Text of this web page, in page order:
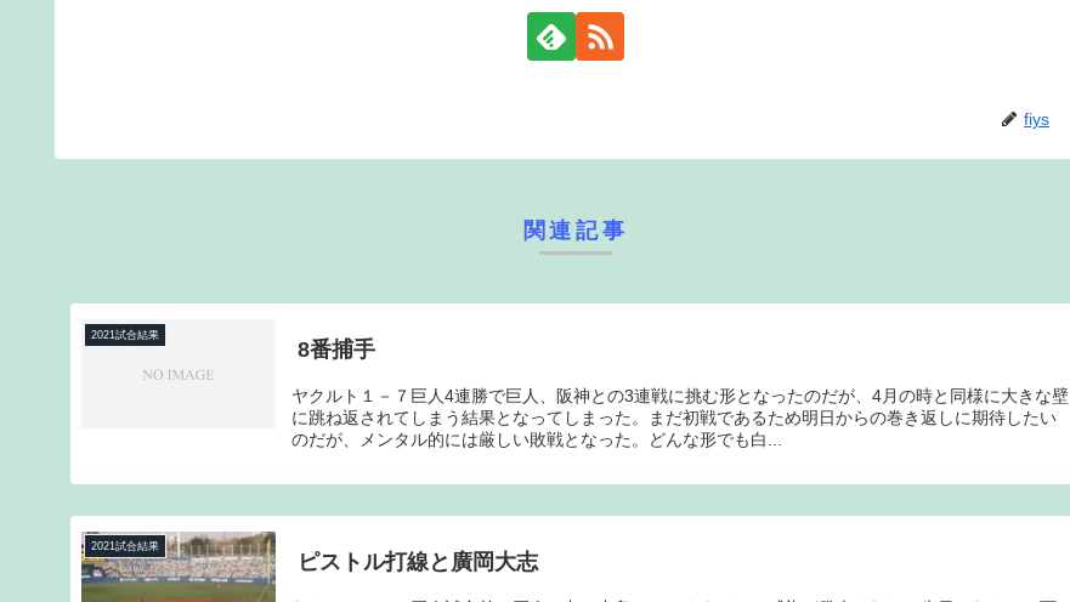
fiys
関連記事
2021試合結果
8番捕手
ヤクルト１－７巨人4連勝で巨人、阪神との3連戦に挑む形となったのだが、4月の時と同様に大きな壁
に跳ね返されてしまう結果となってしまった。まだ初戦であるため明日からの巻き返しに期待したい
のだが、メンタル的には厳しい敗戦となった。どんな形でも白...
2021試合結果
ピストル打線と廣岡大志